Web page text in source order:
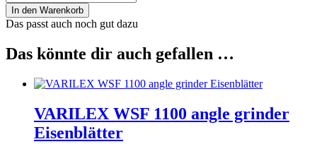
In den Warenkorb
Das passt auch noch gut dazu
Das könnte dir auch gefallen …
VARILEX WSF 1100 angle grinder
Eisenblätter